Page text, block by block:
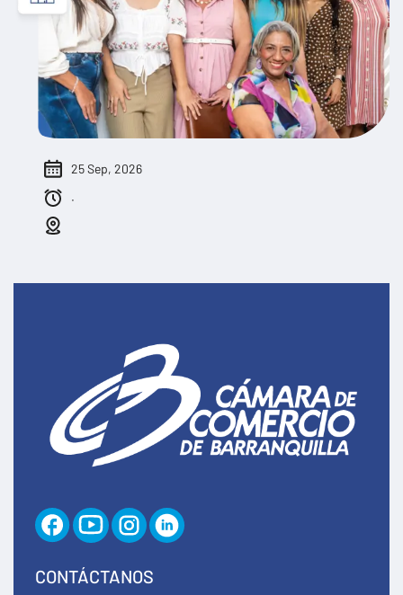
25 Sep, 2026
.
CONTÁCTANOS